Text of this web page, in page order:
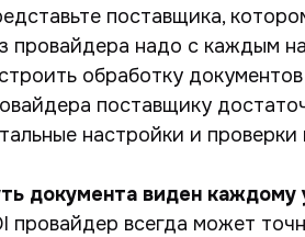
поставщика,
провайдера надо с каждым
обработку
поставщику
настройки и
документа виден каждому
провайдер всегда может